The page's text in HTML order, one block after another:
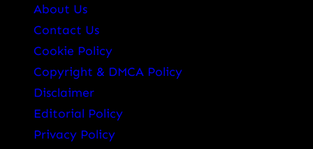
About Us
Contact Us
Cookie Policy
Copyright & DMCA Policy
Disclaimer
Editorial Policy
Privacy Policy